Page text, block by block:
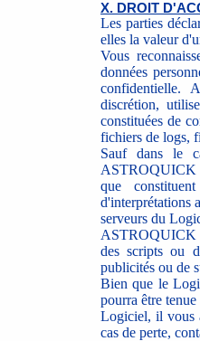
X. DROIT
Les parties
elles la valeur
Vous
données
confidentielle.
discrétion,
constituées de
fichiers de logs,
Sauf dans le
ASTROQUICK
que
d'interprétations
serveurs du
ASTROQUICK
des scripts ou
publicités ou de
Bien que le
pourra être
Logiciel, il vous
cas de perte,